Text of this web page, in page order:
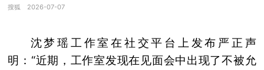
搜狐 2026-07-07
沈梦瑶工作室在社交平台上发布严正声
明：“近期，工作室发现在见面会中出现了不被允